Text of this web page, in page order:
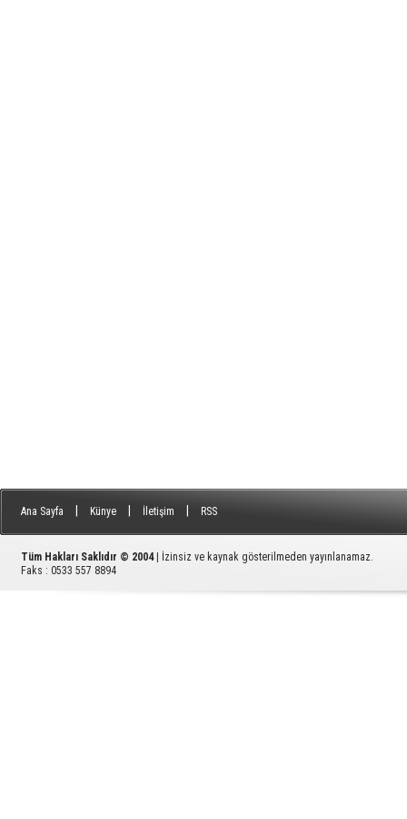
Ana Sayfa Künye İletişim RSS
Tüm Hakları Saklıdır © 2004
| İzinsiz ve kaynak gösterilmeden yayınlanamaz.
Faks : 0533 557 8894